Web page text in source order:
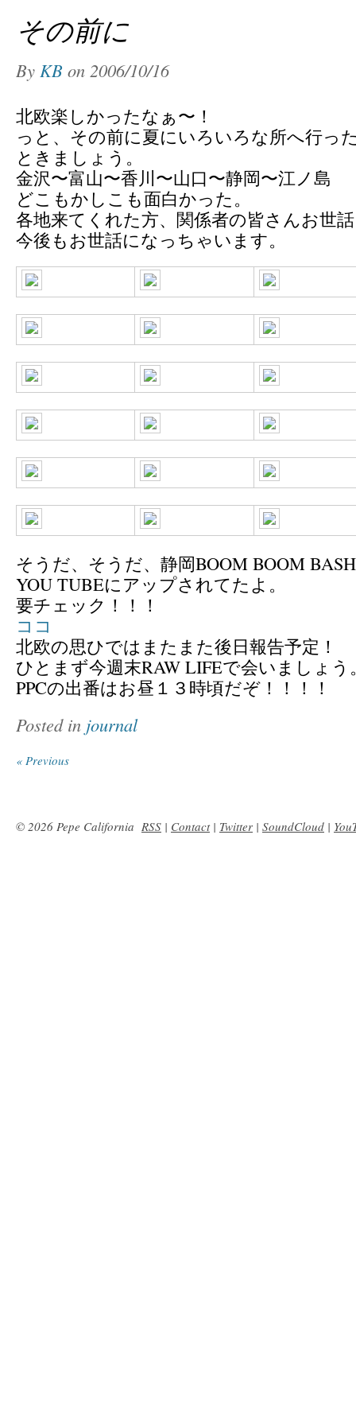
その前に
By KB on 2006/10/16
北欧楽しかったなぁ〜！
っと、その前に夏にいろいろな所へ行っ
ときましょう。
金沢〜富山〜香川〜山口〜静岡〜江ノ島
どこもかしこも面白かった。
各地来てくれた方、関係者の皆さんお世
今後もお世話になっちゃいます。
そうだ、そうだ、静岡BOOM BOOM
YOU TUBEにアップされてたよ。
要チェック！！！
ココ
北欧の思ひではまたまた後日報告予定！
ひとまず今週末RAW LIFEで会いましょう
PPCの出番はお昼１３時頃だぞ！！！！
Posted in journal
« Previous
© 2026 Pepe California RSS | Contact| Twitter | SoundCloud |